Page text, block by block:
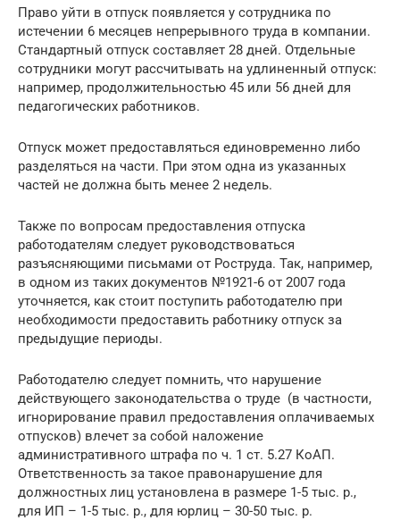
Право уйти в отпуск появляется у сотрудника по
истечении 6 месяцев непрерывного труда в компании.
Стандартный отпуск составляет 28 дней. Отдельные
сотрудники могут рассчитывать на удлиненный отпуск:
например, продолжительностью 45 или 56 дней для
педагогических работников.
Отпуск может предоставляться единовременно либо
разделяться на части. При этом одна из указанных
частей не должна быть менее 2 недель.
Также по вопросам предоставления отпуска
работодателям следует руководствоваться
разъясняющими письмами от Роструда. Так, например,
в одном из таких документов №1921-6 от 2007 года
уточняется, как стоит поступить работодателю при
необходимости предоставить работнику отпуск за
предыдущие периоды.
Работодателю следует помнить, что нарушение
действующего законодательства о труде (в частности,
игнорирование правил предоставления оплачиваемых
отпусков) влечет за собой наложение
административного штрафа по ч. 1 ст. 5.27 КоАП.
Ответственность за такое правонарушение для
должностных лиц установлена в размере 1-5 тыс. р.,
для ИП – 1-5 тыс. р., для юрлиц – 30-50 тыс. р.